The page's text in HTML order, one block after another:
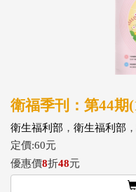
衛福季刊：第44期
衛生福利部 ， 衛生福利部
定價:60元
優惠價8折48元